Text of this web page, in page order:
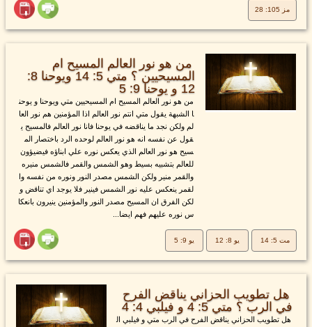
مز 105: 28
من هو نور العالم المسيح ام
المسيحيين ؟ متي 5: 14 ويوحنا 8:
12 و يوحنا 9: 5
من هو نور العالم المسيح ام المسيحيين متي ويوحنا و يوحن
ا الشبهة يقول متي انتم نور العالم اذا المؤمنين هم نور العا
لم ولكن نجد ما يناقضه في يوحنا فانا نور العالم فالمسيح ي
قول عن نفسه انه هو نور العالم لوحده الرد باختصار الم
سيح هو نور العالم الذي يعكس نوره علي ابناؤه فيضيؤون
للعالم بتشبيه بسيط وهو الشمس والقمر فالشمس منيره
والقمر منير ولكن الشمس مصدر النور ونوره من نفسه وا
لقمر ينعكس عليه نور الشمس فينير فلا يوجد اي تناقض و
لكن الفرق ان المسيح مصدر النور والمؤمنين ينيرون بانعكا
س نوره عليهم فهم ايضا...
مت 5: 14 يو 8: 12 يو 9: 5
هل تطويب الحزاني يناقض الفرح
في الرب ؟ متي 5: 4 و فيلبي 4: 4
هل تطويب الحزاني يناقض الفرح في الرب متي و فيلبي ال